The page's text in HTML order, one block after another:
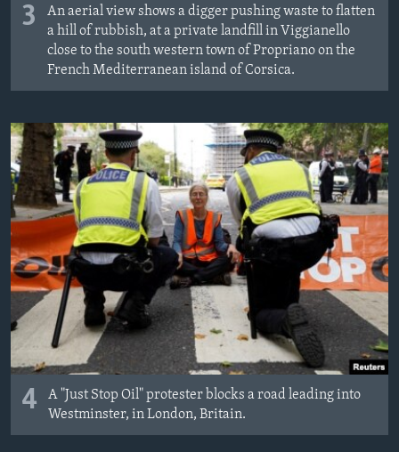
3
An aerial view shows a digger pushing waste to flatten
a hill of rubbish, at a private landfill in Viggianello
close to the south western town of Propriano on the
French Mediterranean island of Corsica.
4
A "Just Stop Oil" protester blocks a road leading into
Westminster, in London, Britain.